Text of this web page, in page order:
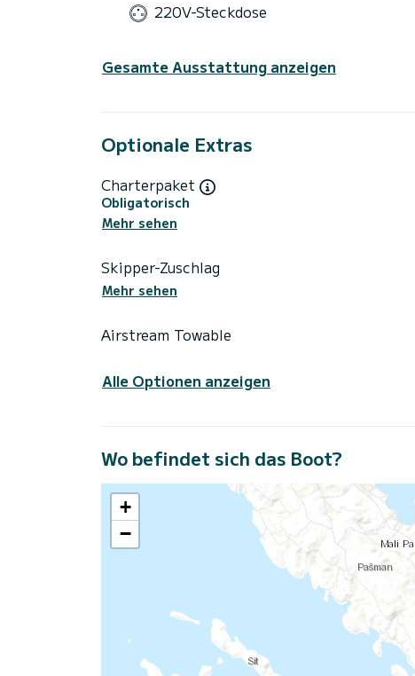
220V-Steckdose
Gesamte Ausstattung anzeigen
Optionale Extras
Charterpaket
Obligatorisch
Mehr sehen
Skipper-Zuschlag
Mehr sehen
Airstream Towable
Alle Optionen anzeigen
Wo befindet sich das Boot?
+
−